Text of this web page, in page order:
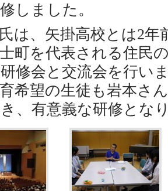
しました。
は、矢掛高校とは2
町を代表される住民
修会と交流会を行い
希望の生徒も岩本さ
、有意義な研修とな